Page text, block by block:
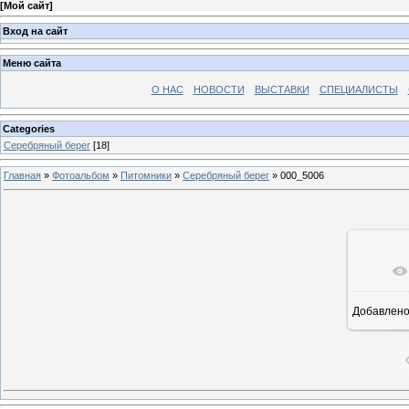
[Мой сайт]
Вход на сайт
Меню сайта
О НАС НОВОСТИ ВЫСТАВКИ СПЕЦИАЛИСТЫ
Categories
Серебряный берег [18]
Главная » Фотоальбом » Питомники » Серебряный берег » 000_5006
В
Добавлено